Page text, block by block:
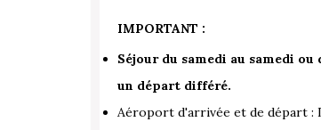
IMPORTANT :
Séjour du samedi au samedi
un départ différé.
Aéroport d'arrivée et de départ :